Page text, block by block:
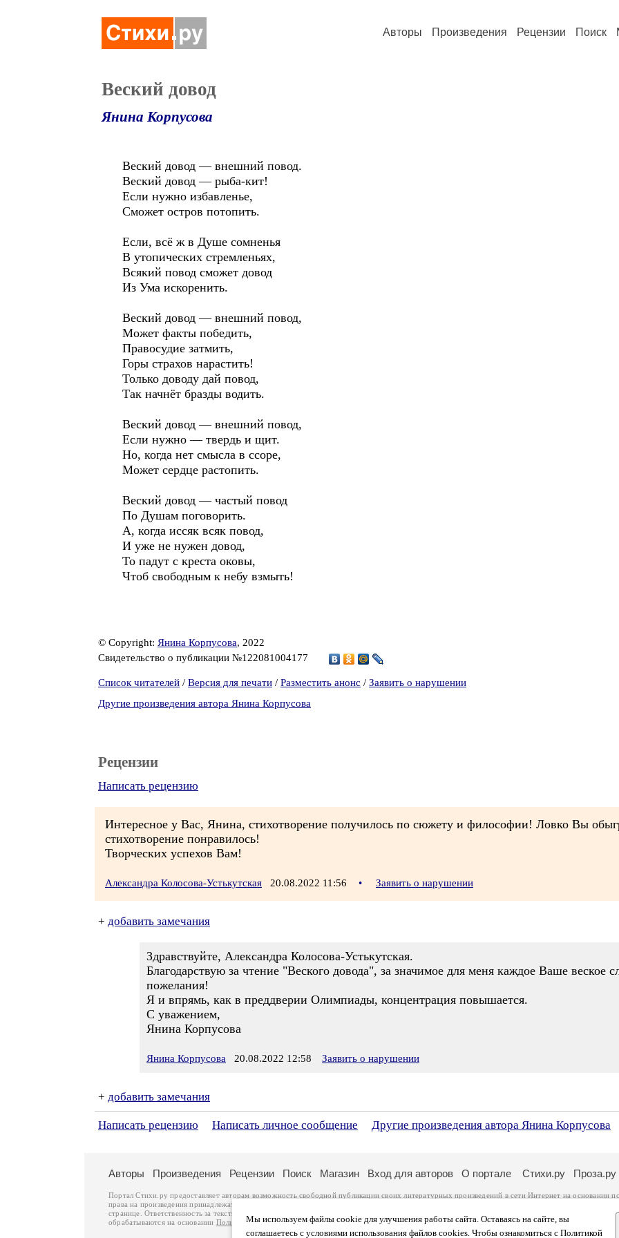
Авторы Произведения Рецензии Поиск
Веский довод
Янина Корпусова
Веский довод — внешний повод.
Веский довод — рыба-кит!
Если нужно избавленье,
Сможет остров потопить.
Если, всё ж в Душе сомненья
В утопических стремленьях,
Всякий повод сможет довод
Из Ума искоренить.
Веский довод — внешний повод,
Может факты победить,
Правосудие затмить,
Горы страхов нарастить!
Только доводу дай повод,
Так начнёт бразды водить.
Веский довод — внешний повод,
Если нужно — твердь и щит.
Но, когда нет смысла в ссоре,
Может сердце растопить.
Веский довод — частый повод
По Душам поговорить.
А, когда иссяк всяк повод,
И уже не нужен довод,
То падут с креста оковы,
Чтоб свободным к небу взмыть!
© Copyright: Янина Корпусова, 2022
Свидетельство о публикации №122081004177
Список читателей / Версия для печати / Разместить анонс / Заявить о нарушении
Другие произведения автора Янина Корпусова
Рецензии
Написать рецензию
Интересное у Вас, Янина, стихотворение получилось по сюжету и философии! Ловко Вы
стихотворение понравилось!
Творческих успехов Вам!
Александра Колосова-Устькутская 20.08.2022 11:56 • Заявить о нарушении
+ добавить замечания
Здравствуйте, Александра Колосова-Устькутская.
Благодарствую за чтение "Веского довода", за значимое для меня каждое Ваше веское
пожелания!
Я и впрямь, как в преддверии Олимпиады, концентрация повышается.
С уважением,
Янина Корпусова
Янина Корпусова 20.08.2022 12:58 Заявить о нарушении
+ добавить замечания
Написать рецензию Написать личное сообщение Другие произведения автора Янина Корпусова
Мы используем файлы cookie для улучшения работы сайта. Оставаясь на сайте, вы
соглашаетесь с условиями использования файлов cookies. Чтобы ознакомиться с Политикой
Авторы Произведения Рецензии Поиск Магазин Вход для авторов О портале Стихи.ру Проза.ру
Портал Стихи.ру предоставляет авторам возможность свободной публикации своих литературных произведений в сети Интернет на основании
права на произведения принадлежат авторам и охраняются
. Перепечатка произведений возможна только с согласия его автора, к
странице. Ответственность за тексты произведений авторы несут самостоятельно на основании
законодательства
обрабатываются на основании Политики обработки персональных данных. Вы также можете посмотреть более подробнуюинформацию о портале